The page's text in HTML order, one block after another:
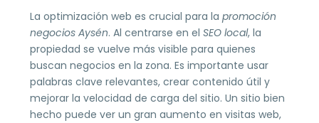
La optimización web es crucial para la promoción
negocios Aysén. Al centrarse en el SEO local, la
propiedad se vuelve más visible para quienes
buscan negocios en la zona. Es importante usar
palabras clave relevantes, crear contenido útil y
mejorar la velocidad de carga del sitio. Un sitio bien
hecho puede ver un gran aumento en visitas web,